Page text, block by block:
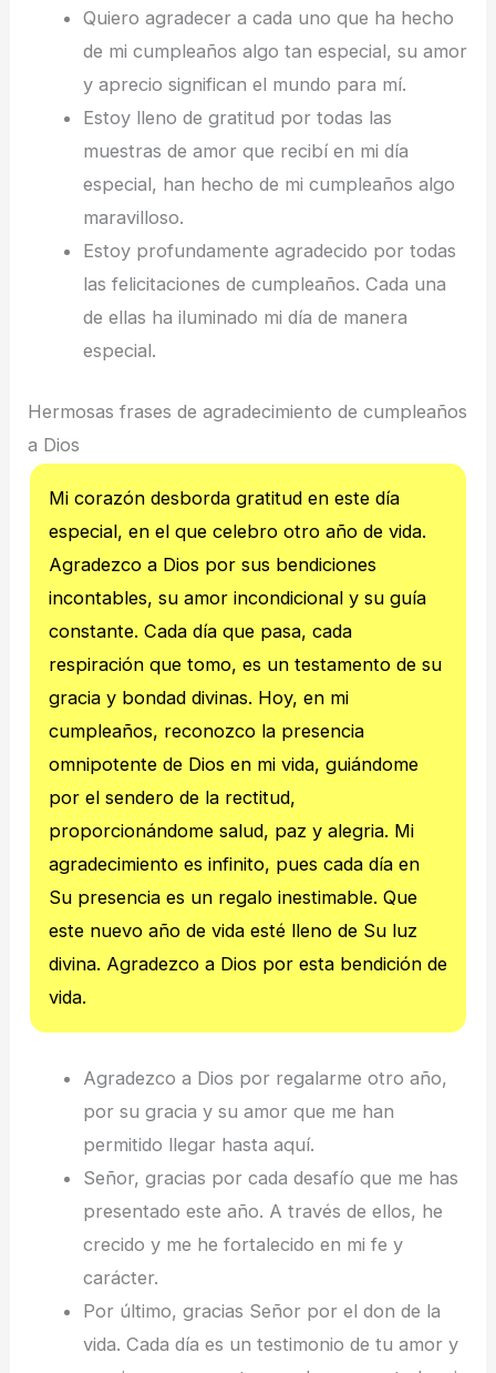
Quiero agradecer a cada uno que ha hecho
de mi cumpleaños algo tan especial, su amor
y aprecio significan el mundo para mí.
Estoy lleno de gratitud por todas las
muestras de amor que recibí en mi día
especial, han hecho de mi cumpleaños algo
maravilloso.
Estoy profundamente agradecido por todas
las felicitaciones de cumpleaños. Cada una
de ellas ha iluminado mi día de manera
especial.
Hermosas frases de agradecimiento de cumpleaños
a Dios
Mi corazón desborda gratitud en este día
especial, en el que celebro otro año de vida.
Agradezco a Dios por sus bendiciones
incontables, su amor incondicional y su guía
constante. Cada día que pasa, cada
respiración que tomo, es un testamento de su
gracia y bondad divinas. Hoy, en mi
cumpleaños, reconozco la presencia
omnipotente de Dios en mi vida, guiándome
por el sendero de la rectitud,
proporcionándome salud, paz y alegria. Mi
agradecimiento es infinito, pues cada día en
Su presencia es un regalo inestimable. Que
este nuevo año de vida esté lleno de Su luz
divina. Agradezco a Dios por esta bendición de
vida.
Agradezco a Dios por regalarme otro año,
por su gracia y su amor que me han
permitido llegar hasta aquí.
Señor, gracias por cada desafío que me has
presentado este año. A través de ellos, he
crecido y me he fortalecido en mi fe y
carácter.
Por último, gracias Señor por el don de la
vida. Cada día es un testimonio de tu amor y